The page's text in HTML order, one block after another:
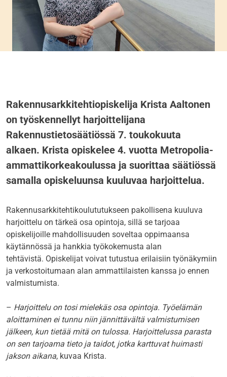
Rakennusarkkitehtiopiskelija Krista Aaltonen
on työskennellyt harjoittelijana
Rakennustietosäätiössä 7. toukokuuta
alkaen. Krista opiskelee 4. vuotta Metropolia-
ammattikorkeakoulussa ja suorittaa säätiössä
samalla opiskeluunsa kuuluvaa harjoittelua.
Rakennusarkkitehtikoulututukseen pakollisena kuuluva
harjoittelu on tärkeä osa opintoja, sillä se tarjoaa
opiskelijoille mahdollisuuden soveltaa oppimaansa
käytännössä ja hankkia työkokemusta alan
tehtävistä. Opiskelijat voivat tutustua erilaisiin työnäkymiin
ja verkostoitumaan alan ammattilaisten kanssa jo ennen
valmistumista.
– Harjoittelu on tosi mielekäs osa opintoja. Työelämän
aloittaminen ei tunnu niin jännittävältä valmistumisen
jälkeen, kun tietää mitä on tulossa. Harjoittelussa parasta
on sen tarjoama tieto ja taidot, jotka karttuvat huimasti
jakson aikana, kuvaa Krista.